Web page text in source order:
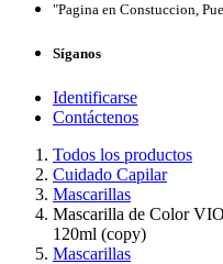
"Pagina en Constuccion,
Síganos
Identificarse
Contáctenos
Todos los productos
Cuidado Capilar
Mascarillas
Mascarilla de Color
120ml (copy)
Mascarillas